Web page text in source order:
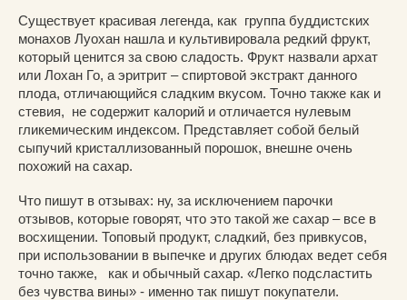
Существует красивая легенда, как группа буддистских
монахов Луохан нашла и культивировала редкий фрукт,
который ценится за свою сладость. Фрукт назвали архат
или Лохан Го, а эритрит – спиртовой экстракт данного
плода, отличающийся сладким вкусом. Точно также как и
стевия, не содержит калорий и отличается нулевым
гликемическим индексом. Представляет собой белый
сыпучий кристаллизованный порошок, внешне очень
похожий на сахар.
Что пишут в отзывах: ну, за исключением парочки
отзывов, которые говорят, что это такой же сахар – все в
восхищении. Топовый продукт, сладкий, без привкусов,
при использовании в выпечке и других блюдах ведет себя
точно также, как и обычный сахар. «Легко подсластить
без чувства вины» - именно так пишут покупатели.